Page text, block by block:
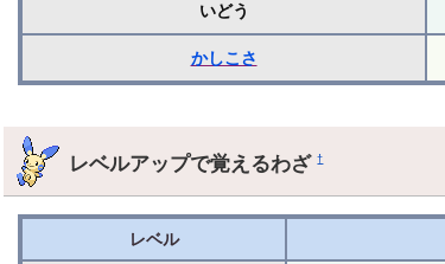
いどう
かしこさ
レベルアップで覚えるわざ†
レベル